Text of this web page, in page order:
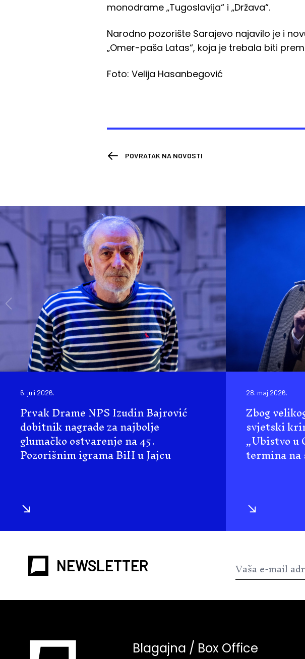
monodrame „Tugoslavija“ i „Država“.
Narodno pozorište Sarajevo najavilo je i
„Omer-paša Latas“, koja je trebala biti
Foto: Velija Hasanbegović
POVRATAK NA NOVOSTI
6. juli 2026.
Prvak Drame NPS Izudin Bajrović
dobitnik nagrade za najbolje
glumačko ostvarenje na 45.
Pozorišnim igrama BiH u Jajcu
28. maj 2026.
Zbog
svjetski
„Ubistvo
termina na
NEWSLETTER
Blagajna / Box Office